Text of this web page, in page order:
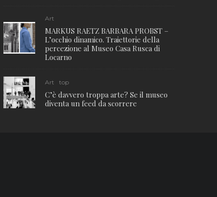
Art
MARKUS RAETZ BARBARA PROBST –
L’occhio dinamico. Traiettorie della
percezione al Museo Casa Rusca di
Locarno
Art top
C’è davvero troppa arte? Se il museo
diventa un feed da scorrere